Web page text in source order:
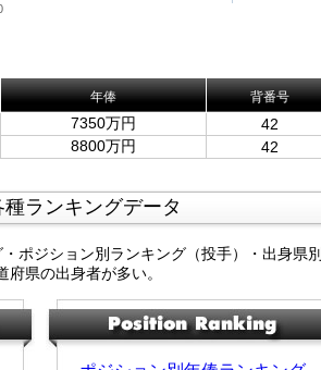
年俸 背番号
7350万円 42
8800万円 42
ランキングデータ
ポジション別ランキング（投手）・出身県
県の出身者が多い。